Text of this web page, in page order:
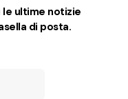
le ultime notizie
di posta.